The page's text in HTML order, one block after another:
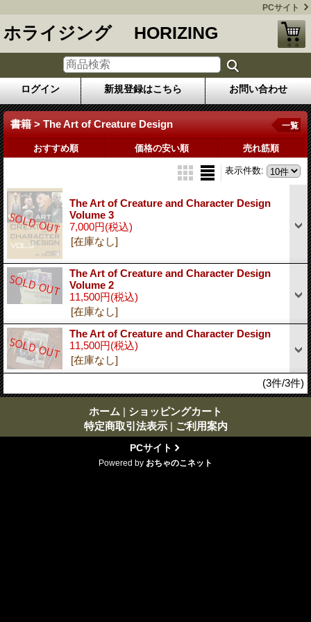
PCサイト
ホライジング HORIZING
ログイン 新規登録はこちら お問い合わせ
書籍 > The Art of Creature Design 一覧
おすすめ順 価格の安い順 売れ筋順
表示件数:
The Art of Creature and Character Design
Volume 3
7,000円(税込)
[在庫なし]
The Art of Creature and Character Design
Volume 2
11,500円(税込)
[在庫なし]
The Art of Creature and Character Design
11,500円(税込)
[在庫なし]
(3件/3件)
ホーム | ショッピングカート
特定商取引法表示 | ご利用案内
PCサイト
Powered by おちゃのこネット